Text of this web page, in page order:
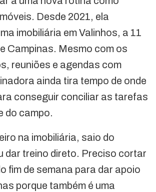
Desde 2021, ela
imobiliária em Valinhos, a 11
Campinas. Mesmo com os
reuniões e agendas com
ainda tira tempo de onde
conseguir conciliar as tarefas
do campo.
na imobiliária, saio do
dar treino direto. Preciso cortar
fim de semana para dar apoio
porque também é uma